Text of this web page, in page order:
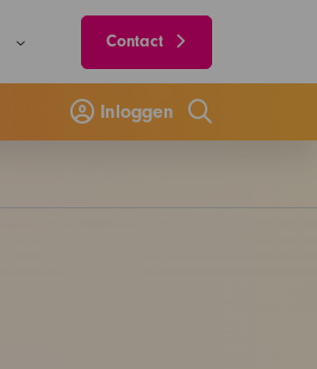
Contact
Inloggen
Zoeken